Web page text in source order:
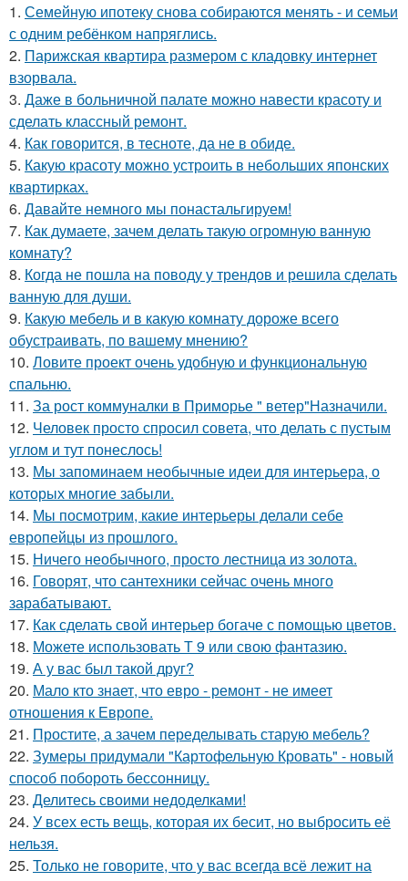
1. Семейную ипотеку снова собираются менять - и семьи
с одним ребёнком напряглись.
2. Парижская квартира размером с кладовку интернет
взорвала.
3. Даже в больничной палате можно навести красоту и
сделать классный ремонт.
4. Как говорится, в тесноте, да не в обиде.
5. Какую красоту можно устроить в небольших японских
квартирках.
6. Давайте немного мы понастальгируем!
7. Как думаете, зачем делать такую огромную ванную
комнату?
8. Когда не пошла на поводу у трендов и решила сделать
ванную для души.
9. Какую мебель и в какую комнату дороже всего
обустраивать, по вашему мнению?
10. Ловите проект очень удобную и функциональную
спальню.
11. За рост коммуналки в Приморье " ветер"Назначили.
12. Человек просто спросил совета, что делать с пустым
углом и тут понеслось!
13. Мы запоминаем необычные идеи для интерьера, о
которых многие забыли.
14. Мы посмотрим, какие интерьеры делали себе
европейцы из прошлого.
15. Ничего необычного, просто лестница из золота.
16. Говорят, что сантехники сейчас очень много
зарабатывают.
17. Как сделать свой интерьер богаче с помощью цветов.
18. Можете использовать Т 9 или свою фантазию.
19. А у вас был такой друг?
20. Мало кто знает, что евро - ремонт - не имеет
отношения к Европе.
21. Простите, а зачем переделывать старую мебель?
22. Зумеры придумали "Картофельную Кровать" - новый
способ побороть бессонницу.
23. Делитесь своими недоделками!
24. У всех есть вещь, которая их бесит, но выбросить её
нельзя.
25. Только не говорите, что у вас всегда всё лежит на